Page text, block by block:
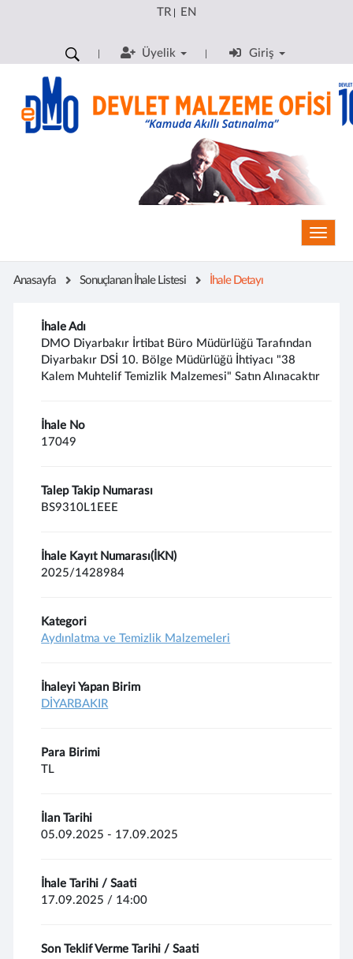
TR| EN
Üyelik Giriş
Anasayfa Sonuçlanan İhale Listesi İhale Detayı
İhale Adı
DMO Diyarbakır İrtibat Büro Müdürlüğü Tarafından
Diyarbakır DSİ 10. Bölge Müdürlüğü İhtiyacı "38
Kalem Muhtelif Temizlik Malzemesi" Satın Alınacaktır
İhale No
17049
Talep Takip Numarası
BS9310L1EEE
İhale Kayıt Numarası(İKN)
2025/1428984
Kategori
Aydınlatma ve Temizlik Malzemeleri
İhaleyi Yapan Birim
DİYARBAKIR
Para Birimi
TL
İlan Tarihi
05.09.2025 - 17.09.2025
İhale Tarihi / Saati
17.09.2025 / 14:00
Son Teklif Verme Tarihi / Saati